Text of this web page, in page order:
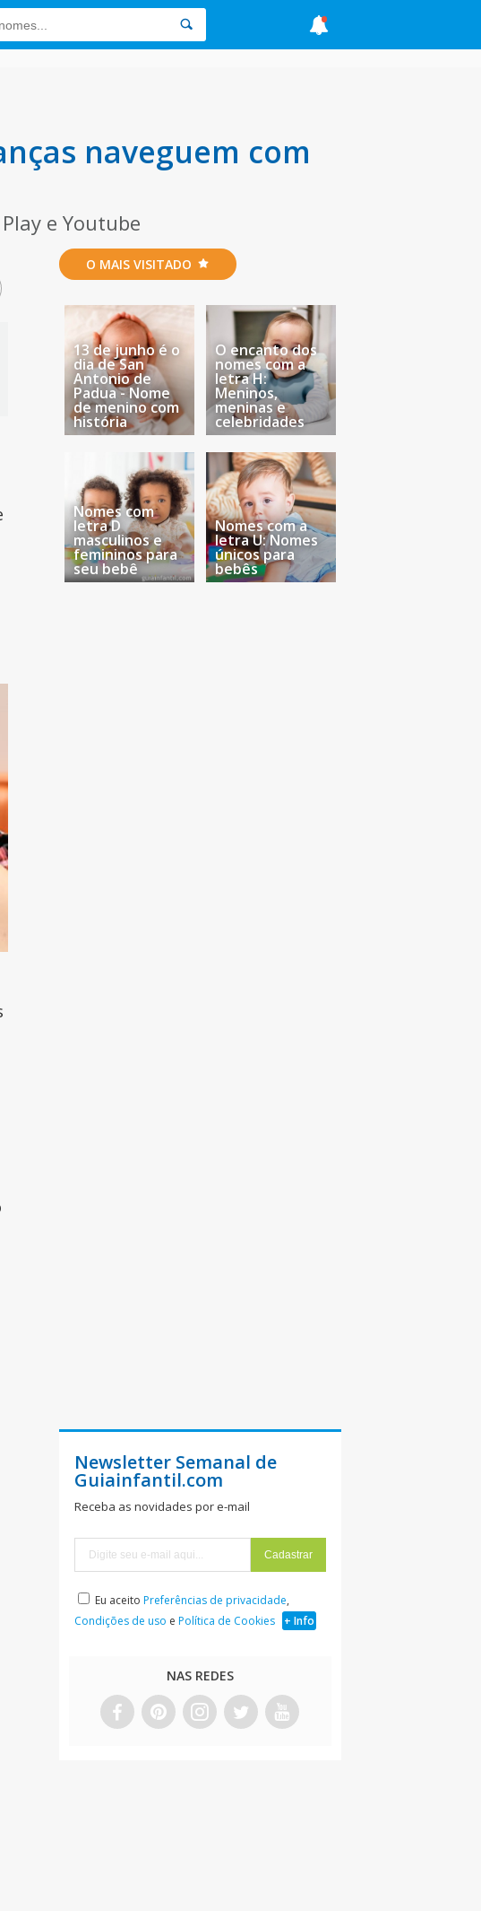
naveguem com
e Youtube
O MAIS VISITADO
13 de junho é o
dia de San
Antonio de
Padua - Nome
de menino com
história
O encanto dos
nomes com a
letra H:
Meninos,
meninas e
celebridades
Nomes com
letra D
masculinos e
femininos para
seu bebê
Nomes com a
letra U: Nomes
únicos para
bebês
Newsletter Semanal de
Guiainfantil.com
Receba as novidades por e-mail
Eu aceito Preferências de privacidade,
Condições de uso e Política de Cookies + Info
NAS REDES